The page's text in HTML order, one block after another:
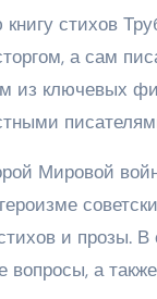
стихов
а сам
из ключевых
Мировой
и прозы.
вопросы, а